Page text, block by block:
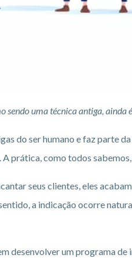
sendo uma técnica antiga,
do ser humano e faz parte
prática, como todos
seus clientes, eles
a indicação ocorre
desenvolver um programa